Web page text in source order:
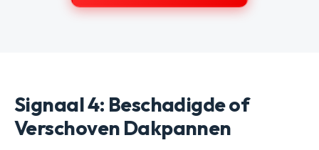
Signaal 4: Beschadigde of
Verschoven Dakpannen